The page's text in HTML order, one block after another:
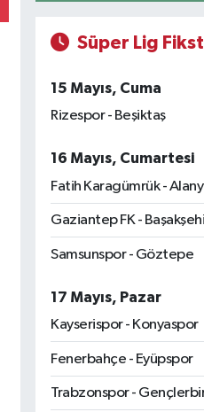
Süper Lig
15 Mayıs, Cuma
Rizespor - Beşiktaş
16 Mayıs, Cumartesi
Fatih Karagümrük -
Gaziantep FK -
Samsunspor - Göztepe
17 Mayıs, Pazar
Kayserispor - Konyaspor
Fenerbahçe - Eyüpspor
Trabzonspor -